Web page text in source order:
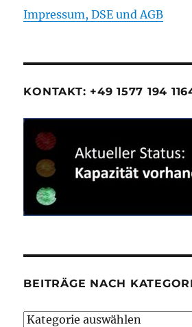
Impressum, DSE und AGB
KONTAKT: +49 1577 194
BEITRÄGE NACH
Beiträge